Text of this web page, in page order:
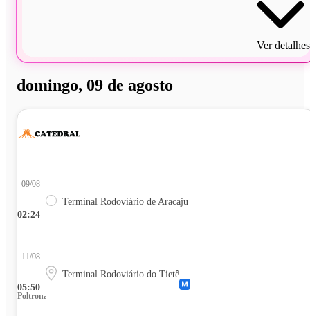
Ver detalhes
domingo, 09 de agosto
02:24
09/08
Terminal Rodoviário de Aracaju
05:50
11/08
Terminal Rodoviário do Tietê
Poltrona